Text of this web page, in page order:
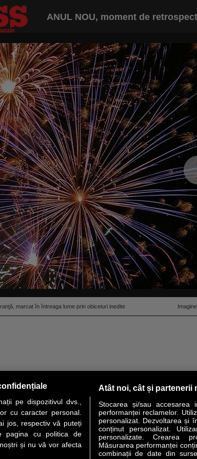
ANUL NOU, moment de
marcat în întreaga lume prin obiceiuri inedite
şi promisiuni pentru perioada ce va urma, este sărbătorit prin
fie consumă mâncăruri speciale, aducătoare de bogăţie, fie fac
citeşte toată ştirea
COVER STORY LIDERI ANALIZE HI-TECH
pe dispozitivul dvs.,
cu caracter personal.
jos, respectiv vă puteți
pagina cu politica de
și nu vă vor afecta
Atât noi, cât și partenerii
Stocarea și/sau accesarea
performanței reclamelor.
personalizat. Dezvoltarea și
conținut personalizat.
personalizate. Crearea
Măsurarea performanței
combinații de date din